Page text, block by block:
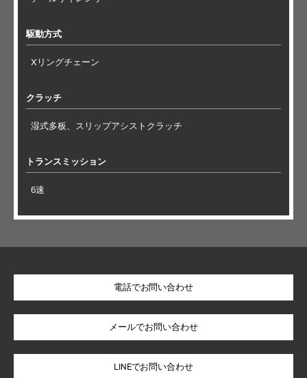
駆動方式
Xリングチェーン
クラッチ
湿式多板、スリップアシストクラッチ
トランスミッション
6速
電話でお問い合わせ
LINEでお問い合わせ